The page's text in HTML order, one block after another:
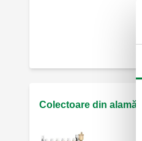
Colectoare din alamă